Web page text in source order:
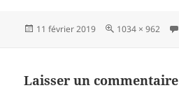
Publié
11 février 2019
Taille
1034 × 962
Laisser un commentaire